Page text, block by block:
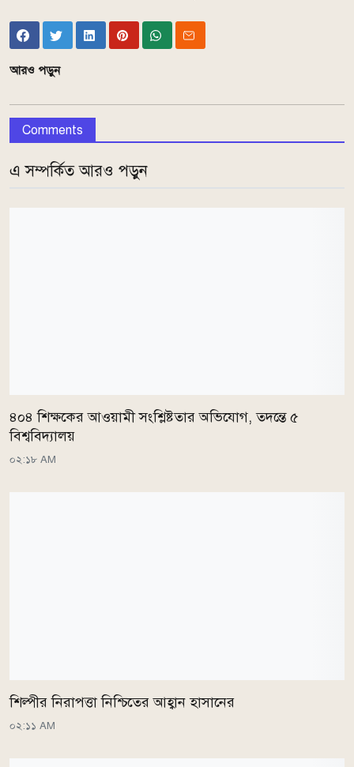
আরও পড়ুন
Comments
এ সম্পর্কিত আরও পড়ুন
৪০৪ শিক্ষকের আওয়ামী সংশ্লিষ্টতার অভিযোগ, তদন্তে ৫
বিশ্ববিদ্যালয়
০২:১৮ AM
শিল্পীর নিরাপত্তা নিশ্চিতের আহ্বান হাসানের
০২:১১ AM